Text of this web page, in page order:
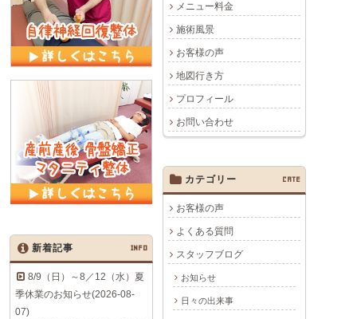
メニュー料金
施術風景
お客様の声
地図行き方
プロフィール
お問い合わせ
カテゴリー CATE
お客様の声
よくある質問
スタッフブログ
お知らせ
日々の出来事
新着記事 INFO
8/9（日）～8／12（水）夏
季休業のお知らせ(2026-08-
07)